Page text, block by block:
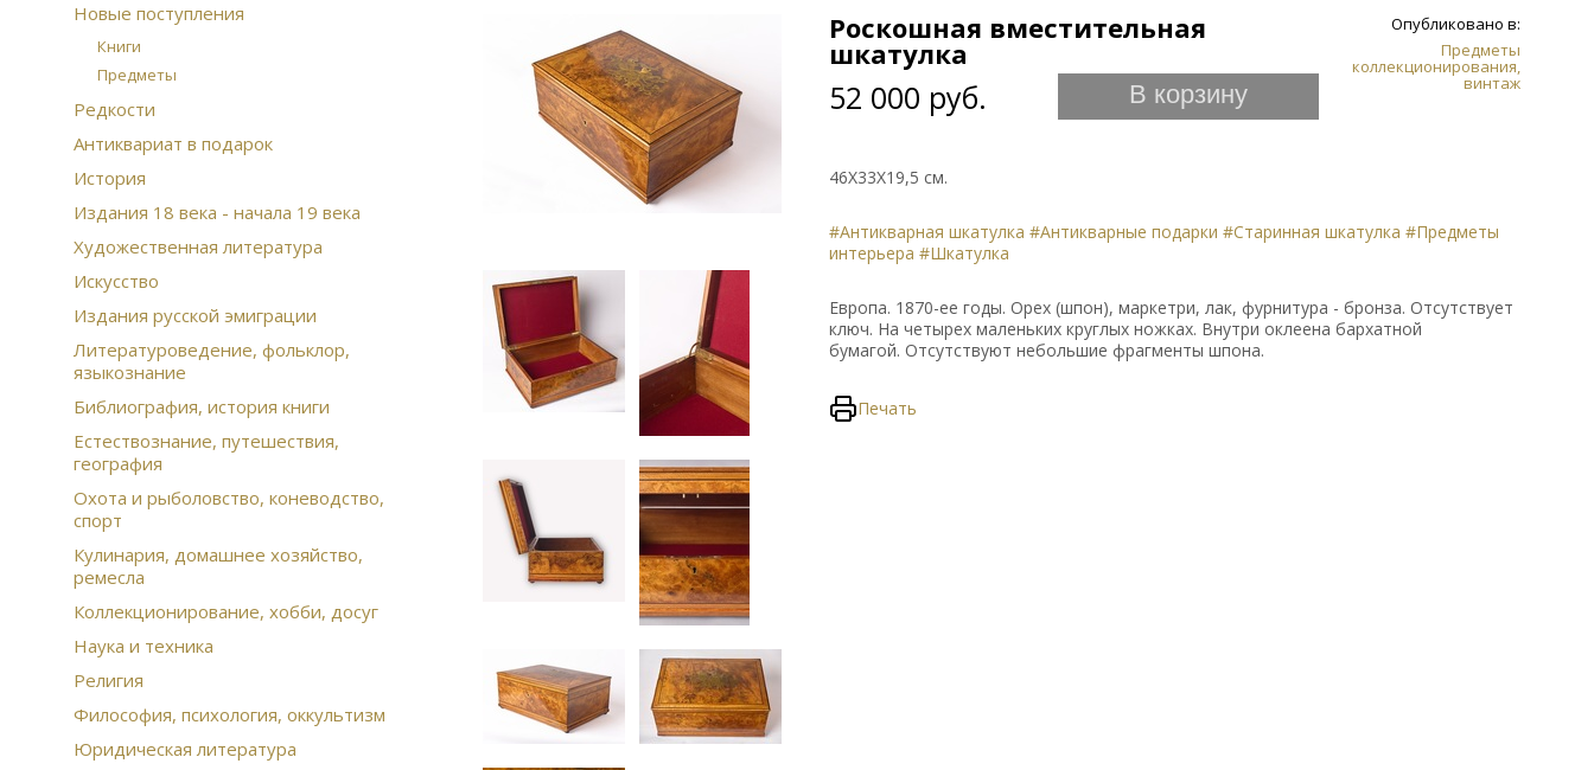
Новые поступления
Книги
Предметы
Редкости
Антиквариат в подарок
История
Издания 18 века - начала 19 века
Художественная литература
Искусство
Издания русской эмиграции
Литературоведение, фольклор,
языкознание
Библиография, история книги
Естествознание, путешествия,
география
Охота и рыболовство, коневодство,
спорт
Кулинария, домашнее хозяйство,
ремесла
Коллекционирование, хобби, досуг
Наука и техника
Религия
Философия, психология, оккультизм
Юридическая литература
Опубликовано в:
Предметы
коллекционирования,
винтаж
Роскошная вместительная
шкатулка
52 000 руб. В корзину
46Х33Х19,5 см.
#Антикварная шкатулка #Антикварные подарки #Старинная шкатулка #Предметы
интерьера #Шкатулка
Европа. 1870-ее годы. Орех (шпон), маркетри, лак, фурнитура - бронза. Отсутствует
ключ. На четырех маленьких круглых ножках. Внутри оклеена бархатной
бумагой. Отсутствуют небольшие фрагменты шпона.
Печать